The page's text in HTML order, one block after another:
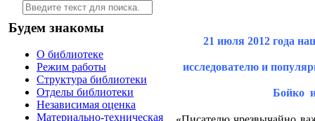
Будем знакомы
О библиотеке
Режим работы
Структура библиотеки
Отделы библиотеки
Независимая оценка
Материально-техническая
21 июля 2012 года
исследователю и
Бойко